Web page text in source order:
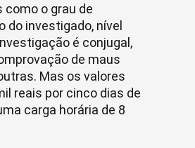
o grau de
do investigado, nível
é conjugal,
de maus
Mas os valores
reais por cinco dias de
carga horária de 8